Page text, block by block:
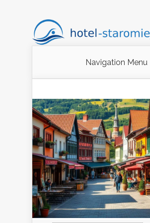
Navigation Menu